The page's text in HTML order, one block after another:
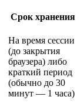
Срок хранения
На время сессии
(до закрытия
браузера) либо
краткий период
(обычно до 30
минут — 1 часа)